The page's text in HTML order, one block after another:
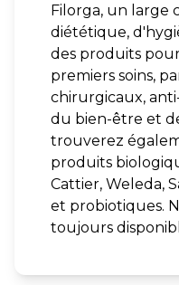
Filorga, un large
diététique,
des produits
premiers soins,
chirurgicaux,
du bien-être et
trouverez
produits
Cattier, Weleda,
et probiotiques.
toujours